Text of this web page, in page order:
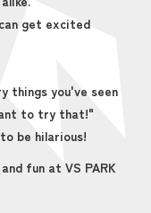
get excited
things you've seen
to try that!"
be hilarious!
fun at VS PARK